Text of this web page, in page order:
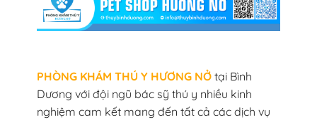
PHÒNG KHÁM THÚ Y HƯƠNG NỞtại Bình
Dương với đội ngũ bác sỹ thú y nhiều kinh
nghiệm cam kết mang đến tất cả các dịch vụ